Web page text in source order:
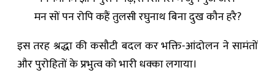
मन सों पन रोपि कहैं तुलसी रघुनाथ बिना दुख कौन हरै?
इस तरह श्रद्धा की कसौटी बदल कर भक्ति-आंदोलन ने सामंतों
और पुरोहितों के प्रभुत्व को भारी धक्का लगाया।